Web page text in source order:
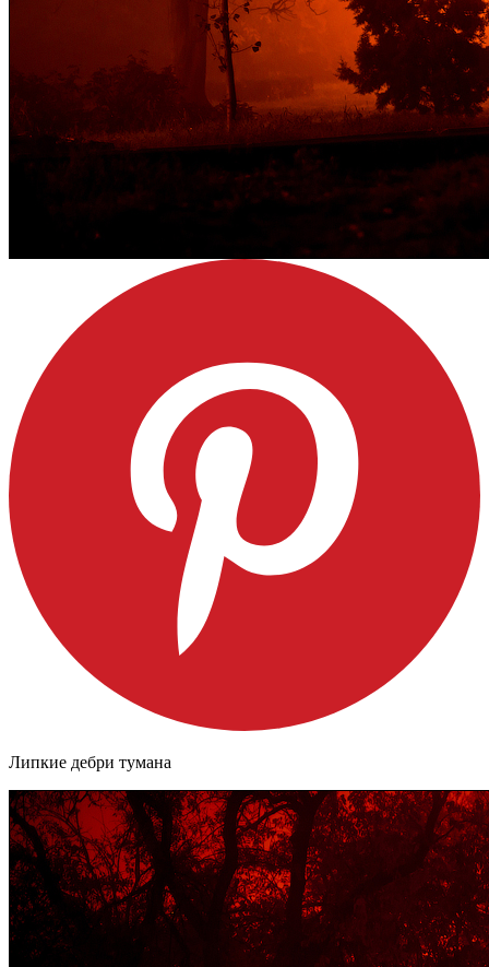
Липкие дебри тумана